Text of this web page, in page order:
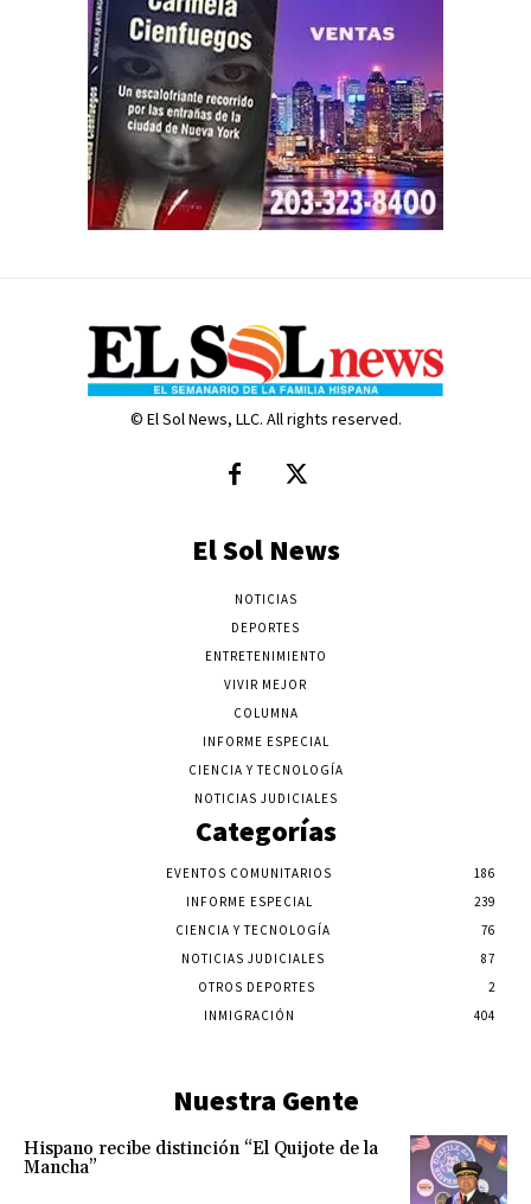
© El Sol News, LLC. All rights reserved.
El Sol News
NOTICIAS
DEPORTES
ENTRETENIMIENTO
VIVIR MEJOR
COLUMNA
INFORME ESPECIAL
CIENCIA Y TECNOLOGÍA
NOTICIAS JUDICIALES
Categorías
EVENTOS COMUNITARIOS
186
INFORME ESPECIAL
239
CIENCIA Y TECNOLOGÍA
76
NOTICIAS JUDICIALES
87
OTROS DEPORTES
2
INMIGRACIÓN
404
Nuestra Gente
Hispano recibe distinción “El Quijote de la
Mancha”